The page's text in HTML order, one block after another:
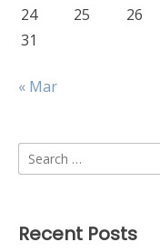
24
25 26
31
« Mar
Search
for:
Recent Posts